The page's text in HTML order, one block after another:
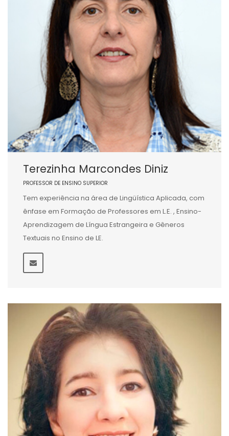
Terezinha Marcondes Diniz
PROFESSOR DE ENSINO SUPERIOR
Tem experiência na área de Lingüística Aplicada, com
ênfase em Formação de Professores em L.E. , Ensino-
Aprendizagem de Língua Estrangeira e Gêneros
Textuais no Ensino de LE.